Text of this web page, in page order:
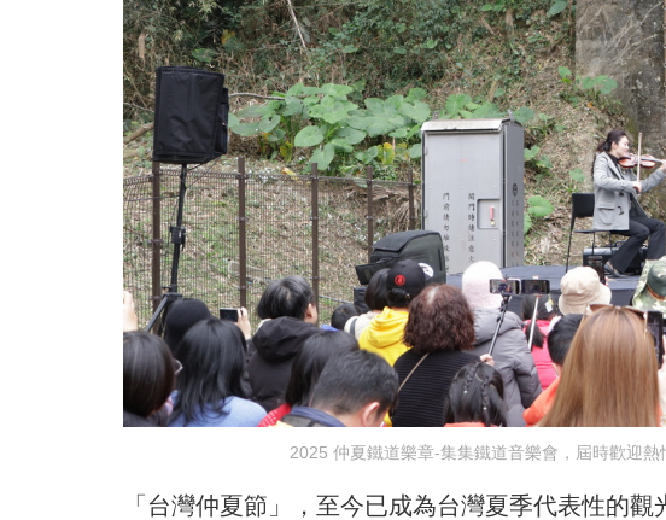
2025 仲夏鐵道樂章-集集鐵道音樂會，屆時歡迎熱
「台灣仲夏節」，至今已成為台灣夏季代表性的